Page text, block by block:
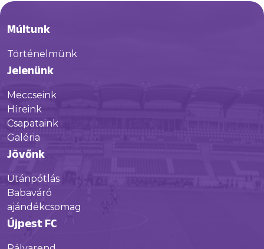
Múltunk
Történelmünk
Jelenünk
Meccseink
Híreink
Csapataink
Galéria
Jövőnk
Utánpótlás
Babaváró
ajándékcsomag
Újpest FC